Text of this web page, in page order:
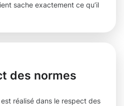
sache exactement ce qu’il
des normes
réalisé dans le respect des